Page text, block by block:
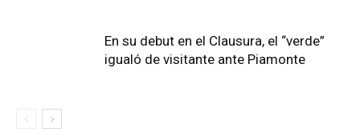
En su debut en el Clausura, el “verde”
igualó de visitante ante Piamonte